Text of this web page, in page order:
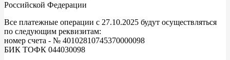
Российской Федерации
Все платежные операции с 27.10.2025 будут осуществляться
по следующим реквизитам:
номер счета - № 40102810745370000098
БИК ТОФК 044030098